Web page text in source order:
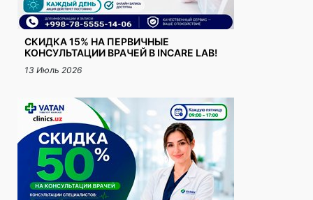
СКИДКА 15% НА ПЕРВИЧНЫЕ
КОНСУЛЬТАЦИИ ВРАЧЕЙ В INCARE LAB!
13 Июль 2026